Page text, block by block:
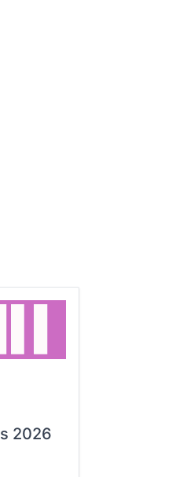
2026